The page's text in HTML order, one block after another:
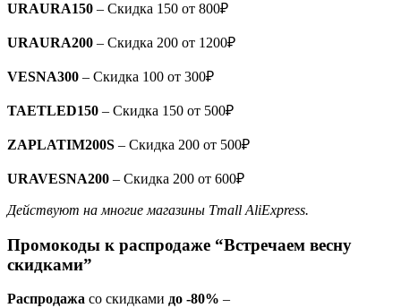
URAURA150 – Скидка 150 от 800₽
URAURA200 – Скидка 200 от 1200₽
VESNA300 – Скидка 100 от 300₽
TAETLED150 – Скидка 150 от 500₽
ZAPLATIM200S – Скидка 200 от 500₽
URAVESNA200 – Скидка 200 от 600₽
Действуют на многие магазины Tmall AliExpress.
Промокоды к распродаже “Встречаем весну
скидками”
Распродажа со скидками до -80% –